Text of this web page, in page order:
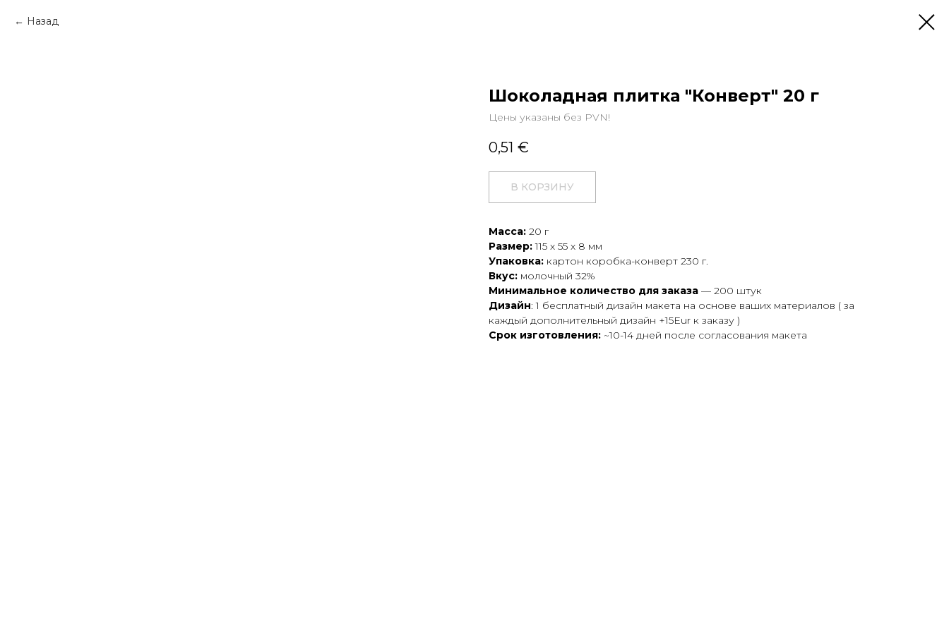
Назад
Шоколадная плитка "Конверт" 20 г
Цены указаны без PVN!
0,51 €
В КОРЗИНУ
Масса: 20 г
Размер:115 х 55 х 8 мм
Упаковка: картон коробка-конверт 230 г.
Вкус: молочный 32%
Минимальное количество для заказа — 200 штук
Дизайн: 1 бесплатный дизайн макета на основе ваших материалов ( за
каждый дополнительный дизайн +15Eur к заказу )
Срок изготовления: ~10-14 дней после согласования макета